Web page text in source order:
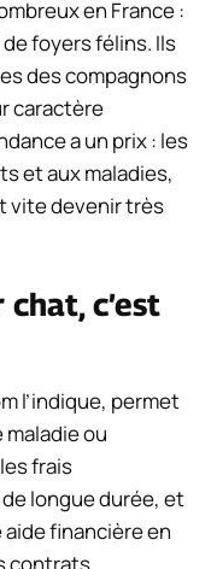
en France :
foyers félins. Ils
des compagnons
caractère
a un prix : les
et aux maladies,
vite devenir très
c’est
l’indique, permet
ou
frais
longue durée, et
financière en
contrats